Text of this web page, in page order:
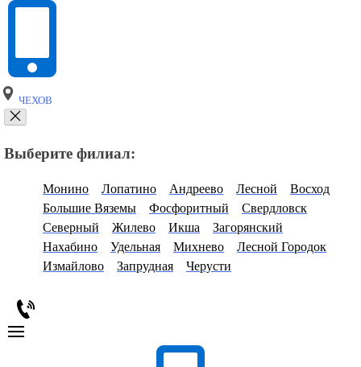
ЧЕХОВ
Выберите филиал:
Монино Лопатино Андреево Лесной
Восход
Большие Вяземы
Фосфоритный
Свердловск
Северный
Жилево Икша
Загорянский
Нахабино
Удельная Михнево
Лесной Городок
Измайлово
Запрудная Черусти